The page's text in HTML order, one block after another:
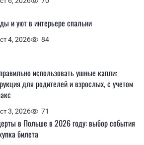
4, 2026 84
и уют в интерьере спальни
3, 2026 71
использовать ушные капли:
для родителей и взрослых, с учетом
в Польше в 2026 году: выбор события
билета